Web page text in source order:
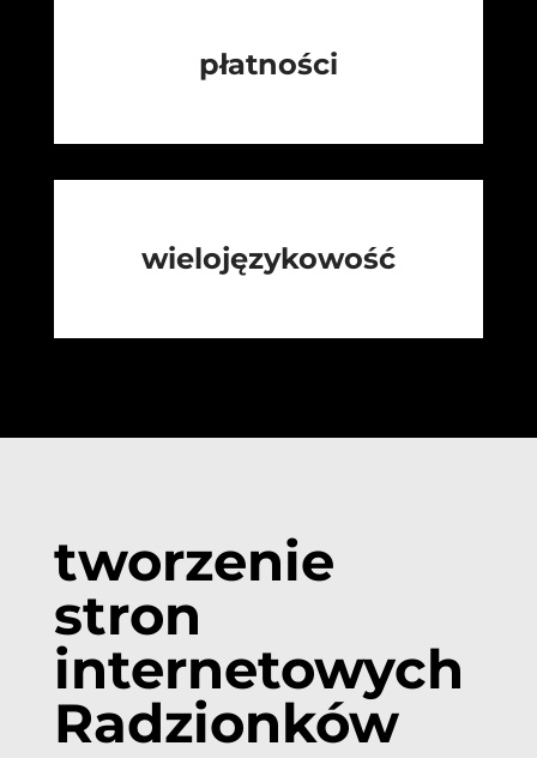
płatności
wielojęzykowość
tworzenie
stron
internetowych
Radzionków